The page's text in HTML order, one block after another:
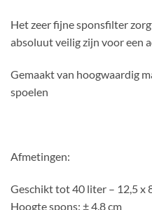
Het zeer fijne sponsfilter
absoluut veilig zijn voor een
Gemaakt van hoogwaardig
spoelen
Afmetingen:
Geschikt tot 40 liter – 12,5 x
Hoogte spons: ± 4.8 cm